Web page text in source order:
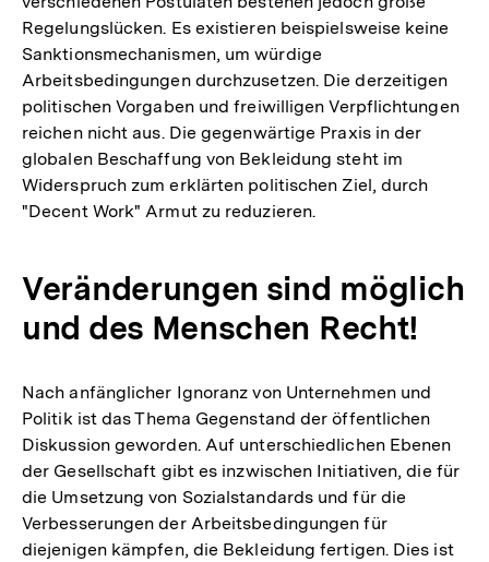
Regelungslücken. Es existieren beispielsweise keine
Sanktionsmechanismen, um würdige
Arbeitsbedingungen durchzusetzen. Die derzeitigen
politischen Vorgaben und freiwilligen Verpflichtungen
reichen nicht aus. Die gegenwärtige Praxis in der
globalen Beschaffung von Bekleidung steht im
Widerspruch zum erklärten politischen Ziel, durch
"Decent Work" Armut zu reduzieren.
Veränderungen sind möglich
und des Menschen Recht!
Nach anfänglicher Ignoranz von Unternehmen und
Politik ist das Thema Gegenstand der öffentlichen
Diskussion geworden. Auf unterschiedlichen Ebenen
der Gesellschaft gibt es inzwischen Initiativen, die für
die Umsetzung von Sozialstandards und für die
Verbesserungen der Arbeitsbedingungen für
diejenigen kämpfen, die Bekleidung fertigen. Dies ist